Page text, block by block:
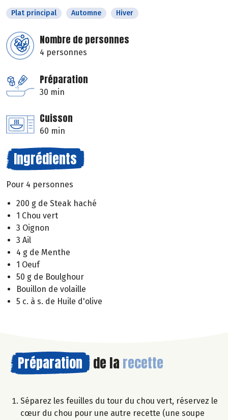
Plat principal Automne Hiver
Nombre de personnes
4 personnes
Préparation
30 min
Cuisson
60 min
Ingrédients
Pour 4 personnes
200 g de Steak haché
1 Chou vert
3 Oignon
3 Ail
4 g de Menthe
1 Oeuf
50 g de Boulghour
Bouillon de volaille
5 c. à s. de Huile d'olive
Préparation de la recette
Séparez les feuilles du tour du chou vert, réservez le
cœur du chou pour une autre recette (une soupe